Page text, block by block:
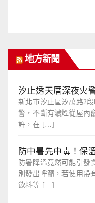
地方新聞
汐止透天厝深夜火
新北市汐止區汐萬路2
警，不斷有濃煙從屋內
許，在 […]
防中暑先中毒！保
防暑降溫竟然可能引發
別發出呼籲，若使用帶
飲料等 […]